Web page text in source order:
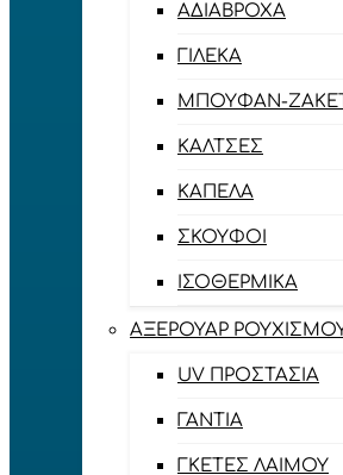
ΑΔΙΆΒΡΟΧΑ
ΓΙΛΈΚΑ
ΜΠΟΥΦΆΝ-
ΚΆΛΤΣΕΣ
ΚΑΠΈΛΑ
ΣΚΟΎΦΟΙ
ΙΣΟΘΕΡΜΙΚΆ
ΑΞΕΡΟΥΆΡ
UV ΠΡΟΣΤΑΣΊΑ
ΓΆΝΤΙΑ
ΓΚΈΤΕΣ ΛΑΊΜΟΥ